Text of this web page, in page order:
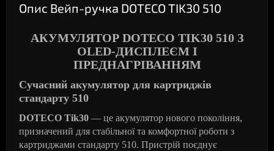
Опис Вейп-ручка DOTECO TIK30 510
АКУМУЛЯТОР DOTECO TIK30 510 З
OLED-ДИСПЛЕЄМ І
ПРЕДНАГРІВАННЯМ
Сучасний акумулятор для картриджів
стандарту 510
DOTECO Tik30 — це акумулятор нового покоління,
призначений для стабільної та комфортної роботи з
картриджами стандарту 510. Пристрій поєднує